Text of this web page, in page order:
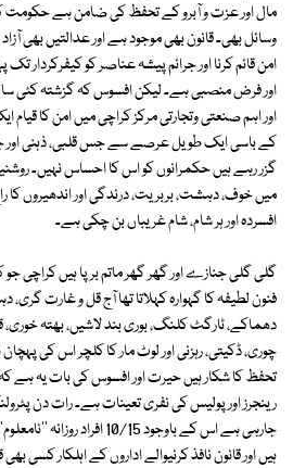
مال اور عزت و آبرو کے تحفظ کی ضامن ہے حکومت
وسائل بھی۔ قانون بھی موجود ہے اور عدالتیں بھی
امن قائم کرنا اور جرائم پیشہ عناصر کو کیفرکردار
اور فرض منصبی ہے۔ لیکن افسوس کہ گزشتہ
اور اہم صنعتی وتجارتی مرکز کراچی میں امن کا قیام
کے باسی ایک طویل عرصے سے جس قلبی، ذہنی اور
گزر رہے ہیں حکمرانوں کو اس کا احساس نہیں۔
میں خوف، دہشت، بربریت، درندگی اور اندھیروں
افسردہ اور ہر شام، شام غریباں بن چکی ہے۔
گلی گلی جنازے اور گھر گھر ماتم برپا ہیں کراچی
فنون لطیفہ کا گہوارہ کہلاتا تھا آج قل و غارت
دھماکے، ٹارگٹ کلنگ، بوری بند لاشیں، بھتہ خوری،
چوری، ڈکیتی، رہزنی اور لوٹ مار کا کلچر اس کی
تحفظ کا شکار ہیں حیرت اور افسوس کی بات یہ ہے
رینجرز اور پولیس کی نفری تعینات ہے۔ رات دن
جارہی ہے اس کے باوجود 10/15
ہیں اور قانون نافذ کرنیوالے اداروں کے اہلکار کسی